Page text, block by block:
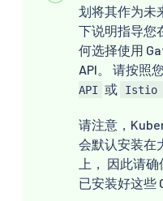
划将其作为未
下说明指导您
何选择使用
API。 请按照
API 或 Istio
请注意，
会默认安装在
上， 因此请
已安装好这些